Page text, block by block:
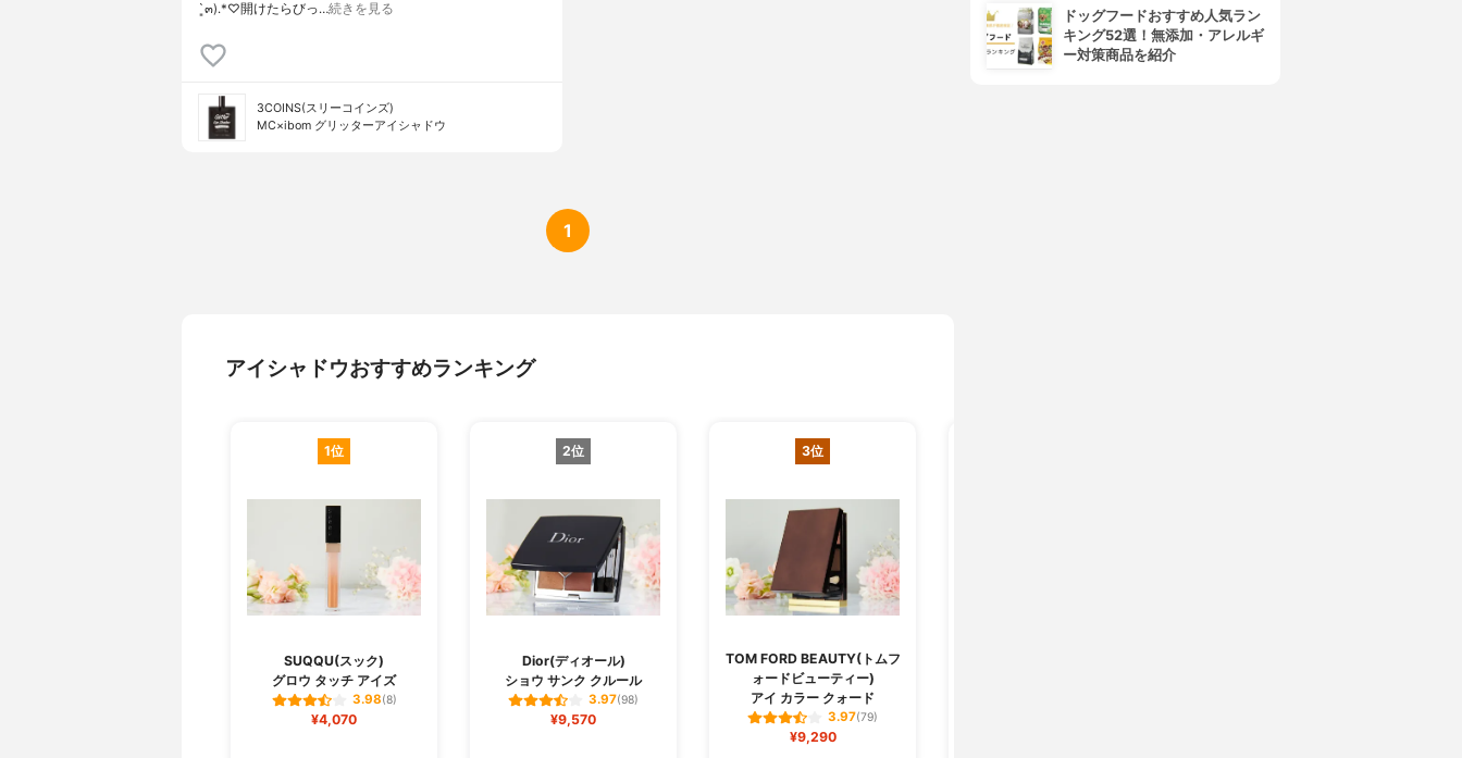
`͈๓).*♡開けたらびっ…続きを見る
3COINS(スリーコインズ)
MC×ibom グリッターアイシャドウ
1
アイシャドウおすすめランキング
1位
SUQQU(スック)
グロウ タッチ アイズ
3.98(8)
¥4,070
2位
Dior(ディオール)
ショウ サンク クルール
3.97(98)
¥9,570
3位
TOM FORD BEAUTY(トムフ
ォードビューティー)
アイ カラー クォード
3.97(79)
¥9,290
ドッグフードおすすめ人気ラン
キング52選！無添加・アレルギ
ー対策商品を紹介